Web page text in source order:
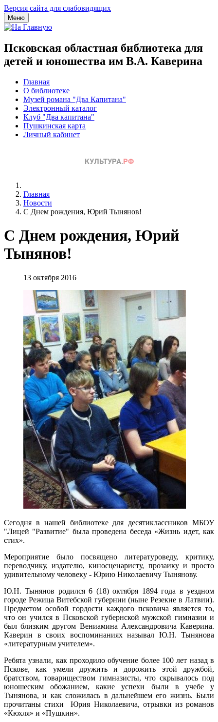
Версия сайта для слабовидящих
Меню
Псковская областная библиотека для
детей и юношества им В.А. Каверина
Главная
О библиотеке
Музей романа "Два Капитана"
Электронный каталог
Клуб "Два капитана"
Пушкинская карта
Личный кабинет
Главная
Новости
С Днем рождения, Юрий Тынянов!
С Днем рождения, Юрий
Тынянов!
13 октября 2016
Сегодня в нашей библиотеке для десятиклассников МБОУ
"Лицей "Развитие" была проведена беседа «Жизнь идет, как
стих».
Мероприятие было посвящено литературоведу, критику,
переводчику, издателю, киносценаристу, прозаику и просто
удивительному человеку - Юрию Николаевичу Тынянову.
Ю.Н. Тынянов родился 6 (18) октября 1894 года в уездном
городе Режица Витебской губернии (ныне Резекне в Латвии).
Предметом особой гордости каждого псковича является то,
что он учился в Псковской губернской мужской гимназии и
был близким другом Вениамина Александровича Каверина.
Каверин в своих воспоминаниях называл Ю.Н. Тынянова
«литературным учителем».
Ребята узнали, как проходило обучение более 100 лет назад в
Пскове, как умели дружить и дорожить этой дружбой,
братством, товариществом гимназисты, что скрывалось под
юношеским обожанием, какие успехи были в учебе у
Тынянова, и как сложилась в дальнейшем его жизнь. Были
прочитаны стихи Юрия Николаевича, отрывки из романов
«Кюхля» и «Пушкин».